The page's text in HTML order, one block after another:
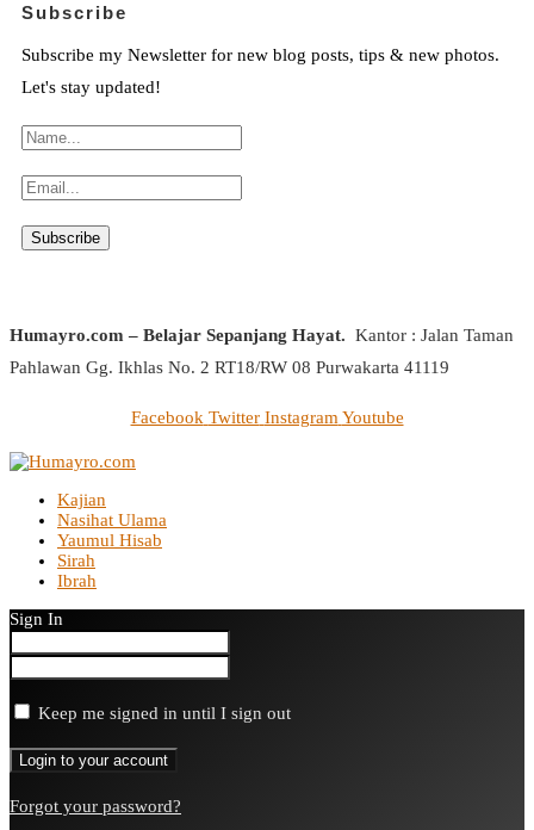
Subscribe
Subscribe my Newsletter for new blog posts, tips & new photos.
Let's stay updated!
Humayro.com – Belajar Sepanjang Hayat. Kantor : Jalan Taman
Pahlawan Gg. Ikhlas No. 2 RT18/RW 08 Purwakarta 41119
Facebook Twitter Instagram Youtube
Kajian
Nasihat Ulama
Yaumul Hisab
Sirah
Ibrah
Sign In
Keep me signed in until I sign out
Forgot your password?